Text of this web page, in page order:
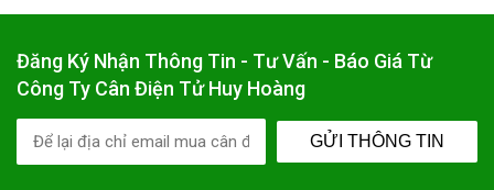
Đăng Ký Nhận Thông Tin - Tư Vấn - Báo Giá Từ
Công Ty Cân Điện Tử Huy Hoàng
GỬI THÔNG TIN